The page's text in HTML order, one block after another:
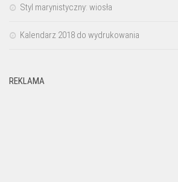
Styl marynistyczny: wiosła
Kalendarz 2018 do wydrukowania
REKLAMA